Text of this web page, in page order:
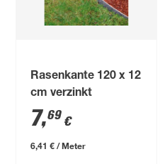
Rasenkante 120 x 12
cm verzinkt
7,69 €
6,41 € / Meter